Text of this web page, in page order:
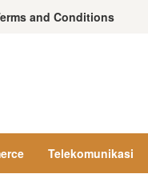
and Conditions
Telekomunikasi